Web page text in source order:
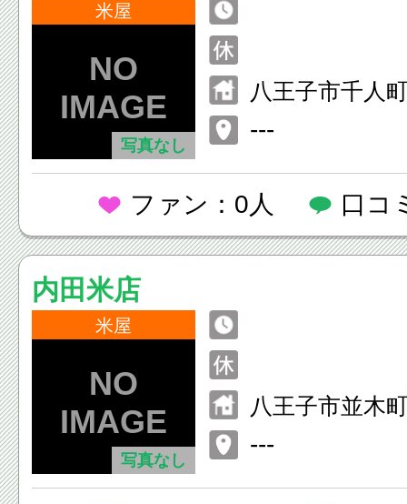
米屋
写真なし
八王子市千人
---
ファン：0人 口コ
内田米店
米屋
写真なし
八王子市並木
---